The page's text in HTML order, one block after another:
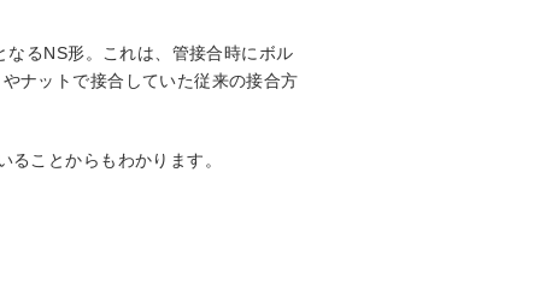
るNS形。これは、管接合時にボル
ナットで接合していた従来の接合方
ことからもわかります。